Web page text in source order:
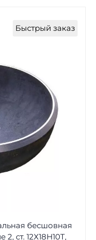
Быстрый заказ
бесшовная
ст. 12Х18Н10Т,